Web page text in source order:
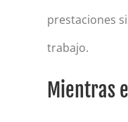
prestaciones
trabajo.
Mientras